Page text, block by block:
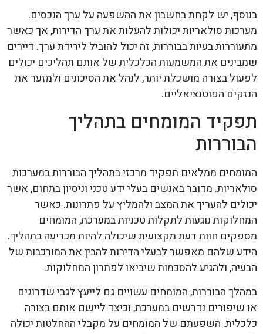
בנוסף, יש לקחת בחשבון את ההשפעה על ערך הנכסים.
מערכות סולאריות יכולות להעלות את ערך הדירות, אך כאשר
מתעוררות בעיות בבוררות, זה יכול להוביל לירידת ערך. דיירים
שמבינים את המשמעות הכלכלית של אותם תהליכים יכולים
לפעול בצורה מושכלת יותר, לנהל את הסיכונים ולמזער את
הנזקים הפוטנציאליים.
תפקיד המומחים בתהליך
הבוררות
המומחים ממלאים תפקיד מרכזי בתהליך הבוררות במערכות
סולאריות. מדובר באנשים בעלי ידע טכני וניסיון בתחום, אשר
יכולים להעריך את המצב ולהמליץ על פתרונות. כאשר
המחלוקות נוגעות לתקלות טכניות במערכת, המומחים
מספקים חוות דעת מקצועית שיכולה להיות מכריעה בתהליך.
הידע שלהם מאפשר לבעלי הדירות להבין את המורכבות של
הבעיה, ולהגיע להסכמות שיביאו לפתרון המחלוקות.
במהלך הבוררות, המומחים עשויים גם לייעץ לגבי שדרוגים
או שיפורים נדרשים במערכת, וכיצד ליישם אותם בצורה
כלכלית. השפעתם של המומחים על מקבלי ההחלטות יכולה